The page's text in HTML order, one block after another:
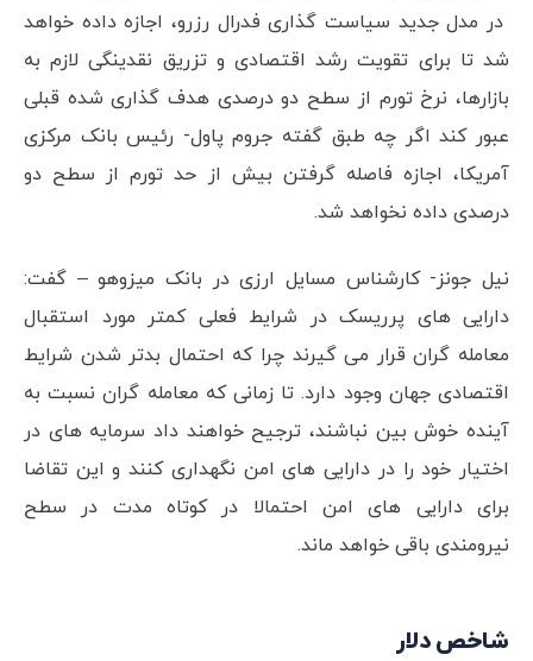
در مدل جدید سیاست گذاری فدرال رزرو، اجازه داده خواهد
شد تا برای تقویت رشد اقتصادی و تزریق نقدینگی لازم به
بازارها، نرخ تورم از سطح دو درصدی هدف گذاری شده قبلی
عبور کند اگر چه طبق گفته جروم پاول- رئیس بانک مرکزی
آمریکا، اجازه فاصله گرفتن بیش از حد تورم از سطح دو
درصدی داده نخواهد شد.
نیل جونز- کارشناس مسایل ارزی در بانک میزوهو – گفت:
دارایی های پرریسک در شرایط فعلی کمتر مورد استقبال
معامله گران قرار می گیرند چرا که احتمال بدتر شدن شرایط
اقتصادی جهان وجود دارد. تا زمانی که معامله گران نسبت به
آینده خوش بین نباشند، ترجیح خواهند داد سرمایه های در
اختیار خود را در دارایی های امن نگهداری کنند و این تقاضا
برای دارایی های امن احتمالا در کوتاه مدت در سطح
نیرومندی باقی خواهد ماند.
شاخص دلار